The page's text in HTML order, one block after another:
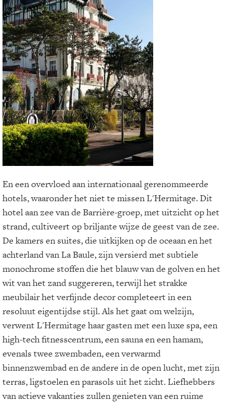
En een overvloed aan internationaal gerenommeerde
hotels, waaronder het niet te missen L'Hermitage. Dit
hotel aan zee van de Barrière-groep, met uitzicht op het
strand, cultiveert op briljante wijze de geest van de zee.
De kamers en suites, die uitkijken op de oceaan en het
achterland van La Baule, zijn versierd met subtiele
monochrome stoffen die het blauw van de golven en het
wit van het zand suggereren, terwijl het strakke
meubilair het verfijnde decor completeert in een
resoluut eigentijdse stijl. Als het gaat om welzijn,
verwent L'Hermitage haar gasten met een luxe spa, een
high-tech fitnesscentrum, een sauna en een hamam,
evenals twee zwembaden, een verwarmd
binnenzwembad en de andere in de open lucht, met zijn
terras, ligstoelen en parasols uit het zicht. Liefhebbers
van actieve vakanties zullen genieten van een ruime